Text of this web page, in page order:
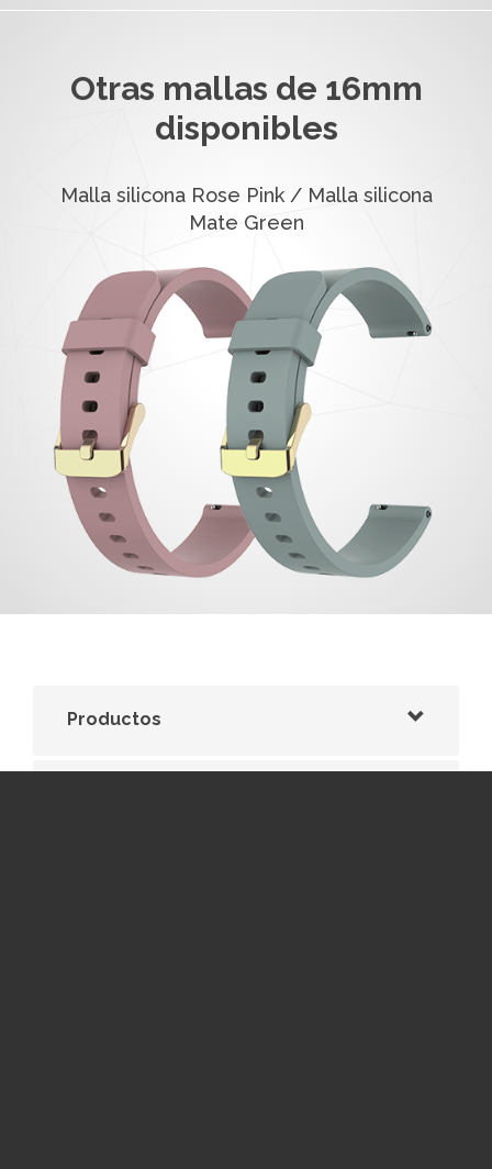
Otras mallas de 16mm
disponibles
Malla silicona Rose Pink / Malla silicona
Mate Green
Productos